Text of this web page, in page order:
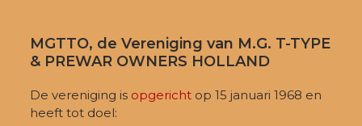
MGTTO, de Vereniging van M.G. T-TYPE
& PREWAR OWNERS HOLLAND
De vereniging is opgericht op 15 januari 1968 en
heeft tot doel: